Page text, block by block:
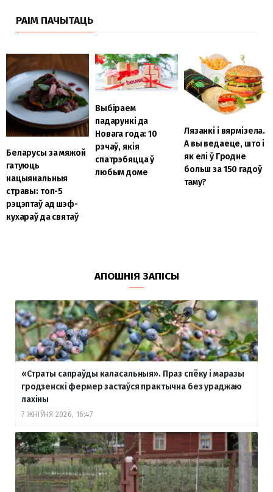
РАІМ ПАЧЫТАЦЬ
Беларусы за мяжой
гатуюць
нацыянальныя
стравы: топ-5
рэцэптаў ад шэф-
кухараў да святаў
Выбіраем
падарункі да
Новага года: 10
рэчаў, якія
спатрэбяцца ў
любым доме
Лязанкі і вярмізела.
А вы ведаеце, што і
як елі ў Гродне
больш за 150 гадоў
таму?
АПОШНІЯ ЗАПІСЫ
«Страты сапраўды каласальныя». Праз спёку і маразы
гродзенскі фермер застаўся практычна без ураджаю
лахіны
7 ЖНІЎНЯ 2026, 16:47